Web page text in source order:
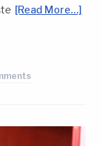
[Read More…]